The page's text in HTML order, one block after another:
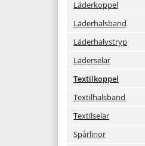
Läderkoppel
Läderhalsband
Läderhalvstryp
Läderselar
Textilkoppel
Textilhalsband
Textilselar
Spårlinor